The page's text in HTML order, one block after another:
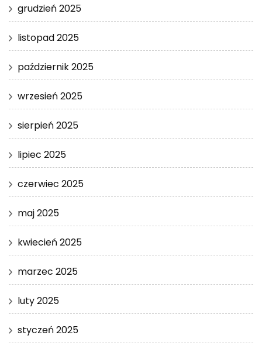
grudzień 2025
listopad 2025
październik 2025
wrzesień 2025
sierpień 2025
lipiec 2025
czerwiec 2025
maj 2025
kwiecień 2025
marzec 2025
luty 2025
styczeń 2025